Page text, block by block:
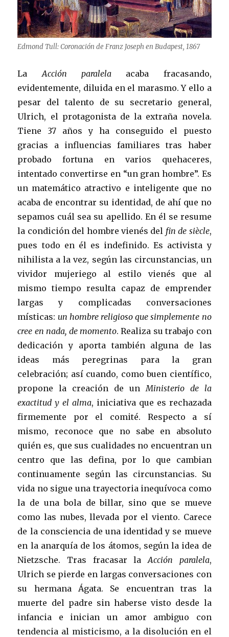
Edmond Tull: Coronación de Franz Joseph en Budapest, 1867
La Acción paralela acaba fracasando,
evidentemente, diluida en el marasmo. Y ello a
pesar del talento de su secretario general,
Ulrich, el protagonista de la extraña novela.
Tiene 37 años y ha conseguido el puesto
gracias a influencias familiares tras haber
probado fortuna en varios quehaceres,
intentado convertirse en “un gran hombre”. Es
un matemático atractivo e inteligente que no
acaba de encontrar su identidad, de ahí que no
sepamos cuál sea su apellido. En él se resume
la condición del hombre vienés del fin de siècle,
pues todo en él es indefinido. Es activista y
nihilista a la vez, según las circunstancias, un
vividor mujeriego al estilo vienés que al
mismo tiempo resulta capaz de emprender
largas y complicadas conversaciones
místicas: un hombre religioso que simplemente no
cree en nada, de momento. Realiza su trabajo con
dedicación y aporta también alguna de las
ideas más peregrinas para la gran
celebración; así cuando, como buen científico,
propone la creación de un Ministerio de la
exactitud y el alma, iniciativa que es rechazada
firmemente por el comité. Respecto a sí
mismo, reconoce que no sabe en absoluto
quién es, que sus cualidades no encuentran un
centro que las defina, por lo que cambian
continuamente según las circunstancias. Su
vida no sigue una trayectoria inequívoca como
la de una bola de billar, sino que se mueve
como las nubes, llevada por el viento. Carece
de la consciencia de una identidad y se mueve
en la anarquía de los átomos, según la idea de
Nietzsche. Tras fracasar la Acción paralela,
Ulrich se pierde en largas conversaciones con
su hermana Ágata. Se encuentran tras la
muerte del padre sin haberse visto desde la
infancia e inician un amor ambiguo con
tendencia al misticismo, a la disolución en el